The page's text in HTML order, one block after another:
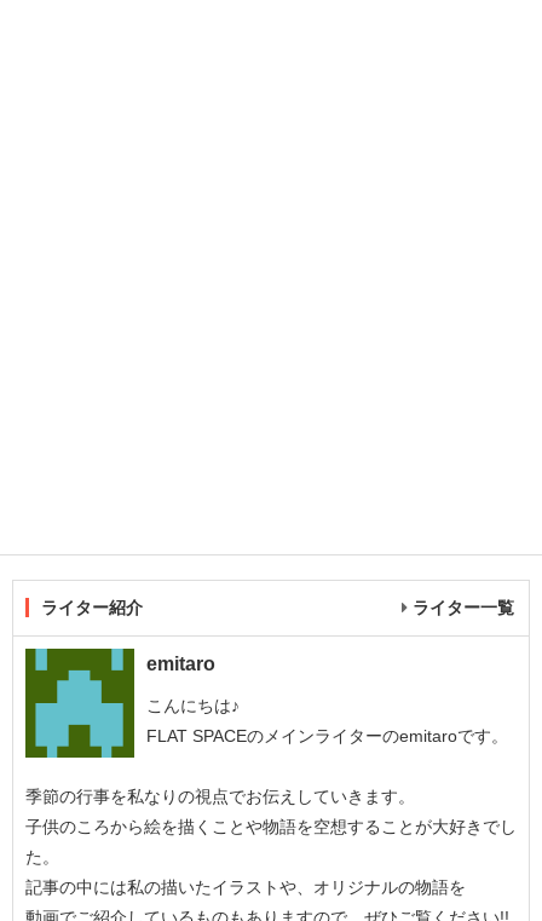
ライター紹介 ライター一覧
emitaro
こんにちは♪
FLAT SPACEのメインライターのemitaroです。
季節の行事を私なりの視点でお伝えしていきます。
子供のころから絵を描くことや物語を空想することが大好きでし
た。
記事の中には私の描いたイラストや、オリジナルの物語を